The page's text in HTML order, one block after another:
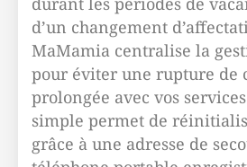
d’un changement
MaMamia centralise la
pour éviter une rupture de
prolongée avec vos
simple permet de
grâce à une adresse de